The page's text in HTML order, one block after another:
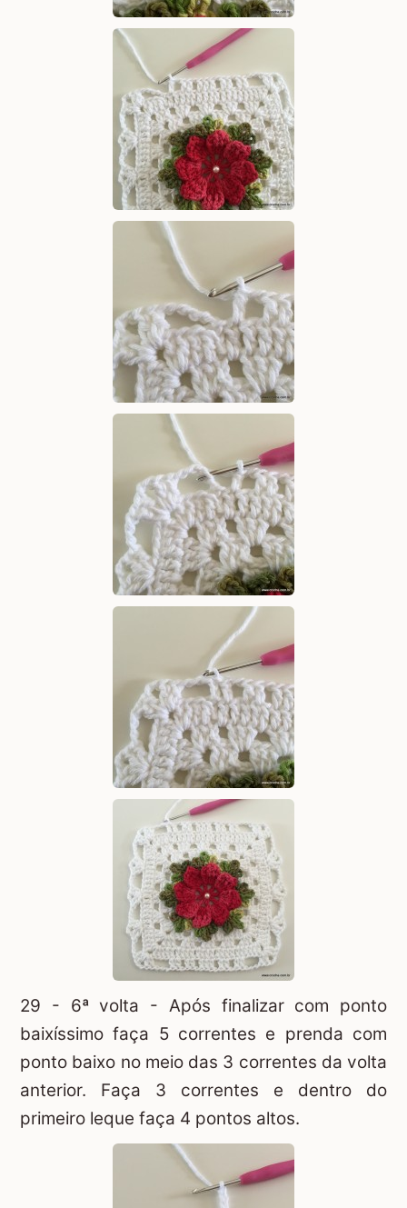
29 - 6ª volta - Após finalizar com ponto
baixíssimo faça 5 correntes e prenda com
ponto baixo no meio das 3 correntes da volta
anterior. Faça 3 correntes e dentro do
primeiro leque faça 4 pontos altos.